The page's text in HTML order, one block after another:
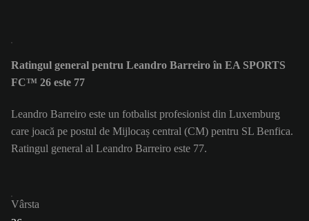
Ratingul general pentru Leandro Barreiro în EA SPORTS
FC™ 26 este 77
Leandro Barreiro este un fotbalist profesionist din Luxemburg
care joacă pe postul de Mijlocaș central (CM) pentru SL Benfica.
Ratingul general al Leandro Barreiro este 77.
Vârsta